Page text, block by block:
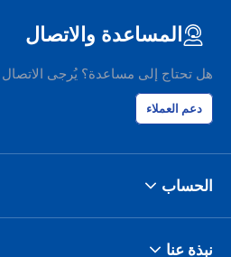
المساعدة والاتصال
هل تحتاج إلى مساعدة؟ يُرجى الاتصال
دعم العملاء
الحساب
نبذة عنا